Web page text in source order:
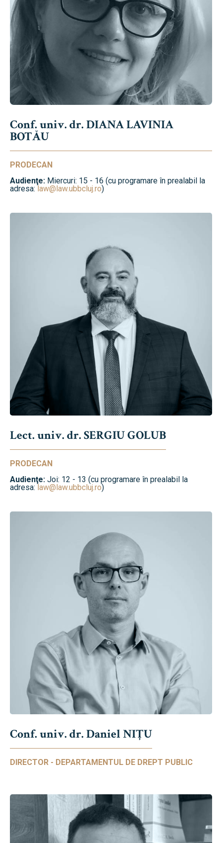
Conf. univ. dr. DIANA LAVINIA
BOTĂU
PRODECAN
Audienţe: Miercuri: 15 - 16 (cu programare în prealabil la
adresa: law@law.ubbcluj.ro)
Lect. univ. dr. SERGIU GOLUB
PRODECAN
Audienţe: Joi: 12 - 13 (cu programare în prealabil la
adresa:law@law.ubbcluj.ro)
Conf. univ. dr. Daniel NIŢU
DIRECTOR - DEPARTAMENTUL DE DREPT PUBLIC